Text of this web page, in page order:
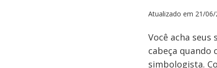
Atualizado em 21/
Você acha seus
cabeça quando
simbologista.